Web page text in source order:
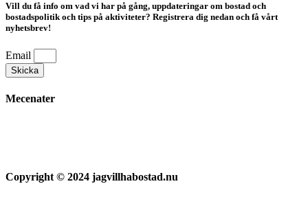
Vill du få info om vad vi har på gång, uppdateringar om bostad och
bostadspolitik och tips på aktiviteter? Registrera dig nedan och få vårt
nyhetsbrev!
Email
Skicka
Mecenater
Copyright © 2024 jagvillhabostad.nu